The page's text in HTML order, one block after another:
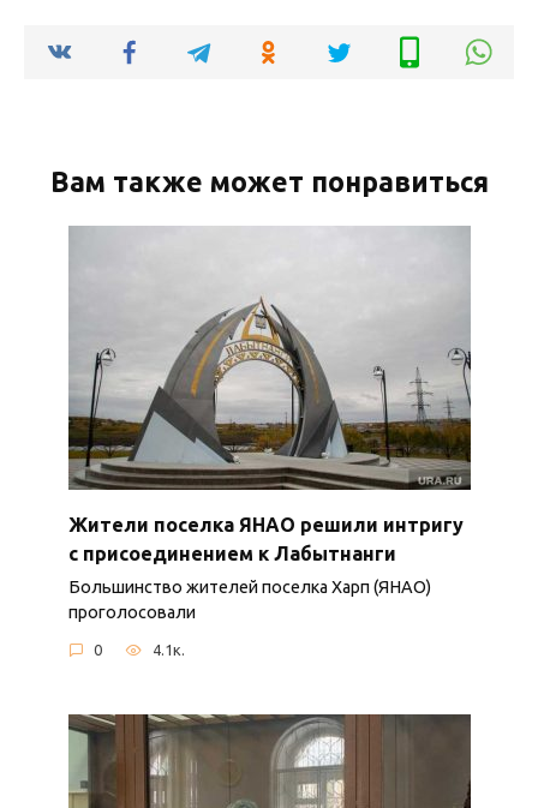
Вам также может понравиться
Жители поселка ЯНАО решили интригу
с присоединением к Лабытнанги
Большинство жителей поселка Харп (ЯНАО)
проголосовали
0 4.1к.